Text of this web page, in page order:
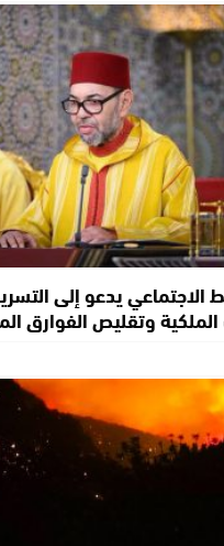
يدعو إلى
وتقليص الفوارق